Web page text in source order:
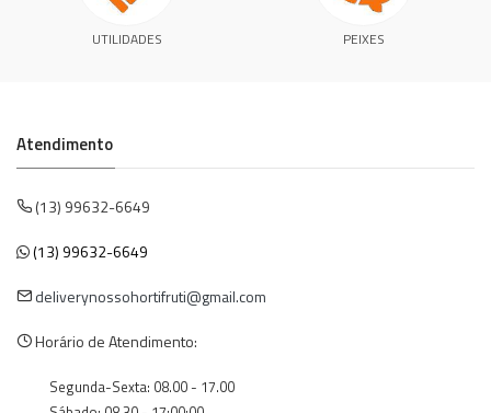
UTILIDADES PEIXES
Atendimento
(13) 99632-6649
(13) 99632-6649
deliverynossohortifruti@gmail.com
Horário de Atendimento:
Segunda-Sexta: 08.00 - 17.00